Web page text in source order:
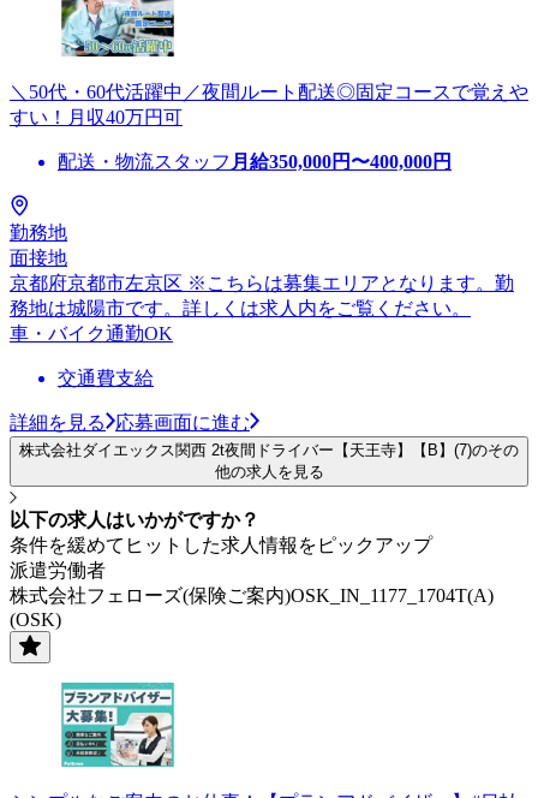
＼50代・60代活躍中／夜間ルート配送◎固定コースで覚えや
すい！月収40万円可
配送・物流スタッフ 月給350,000円〜400,000円
勤務地
面接地
京都府京都市左京区 ※こちらは募集エリアとなります。勤
務地は城陽市です。詳しくは求人内をご覧ください。
車・バイク通勤OK
交通費支給
詳細を見る 応募画面に進む
株式会社ダイエックス関西 2t夜間ドライバー【天王寺】【B】(7)のその
他の求人を見る
以下の求人はいかがですか？
条件を緩めてヒットした求人情報をピックアップ
派遣労働者
株式会社フェローズ(保険ご案内)OSK_IN_1177_1704T(A)
(OSK)